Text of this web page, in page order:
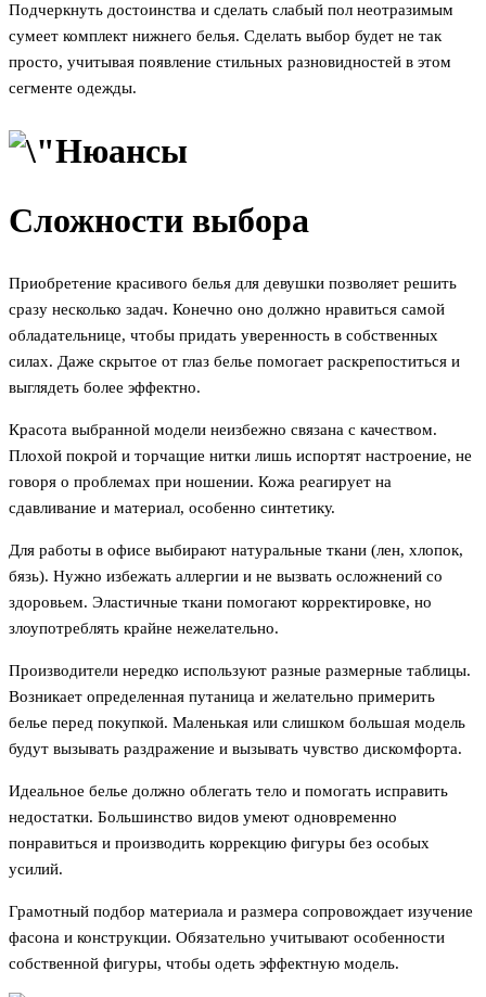
Подчеркнуть достоинства и сделать слабый пол неотразимым
сумеет комплект нижнего белья. Сделать выбор будет не так
просто, учитывая появление стильных разновидностей в этом
сегменте одежды.
Сложности выбора
Приобретение красивого белья для девушки позволяет решить
сразу несколько задач. Конечно оно должно нравиться самой
обладательнице, чтобы придать уверенность в собственных
силах. Даже скрытое от глаз белье помогает раскрепоститься и
выглядеть более эффектно.
Красота выбранной модели неизбежно связана с качеством.
Плохой покрой и торчащие нитки лишь испортят настроение, не
говоря о проблемах при ношении. Кожа реагирует на
сдавливание и материал, особенно синтетику.
Для работы в офисе выбирают натуральные ткани (лен, хлопок,
бязь). Нужно избежать аллергии и не вызвать осложнений со
здоровьем. Эластичные ткани помогают корректировке, но
злоупотреблять крайне нежелательно.
Производители нередко используют разные размерные таблицы.
Возникает определенная путаница и желательно примерить
белье перед покупкой. Маленькая или слишком большая модель
будут вызывать раздражение и вызывать чувство дискомфорта.
Идеальное белье должно облегать тело и помогать исправить
недостатки. Большинство видов умеют одновременно
понравиться и производить коррекцию фигуры без особых
усилий.
Грамотный подбор материала и размера сопровождает изучение
фасона и конструкции. Обязательно учитывают особенности
собственной фигуры, чтобы одеть эффектную модель.